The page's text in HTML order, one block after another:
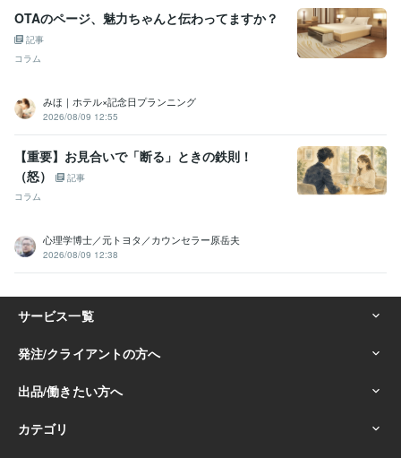
OTAのページ、魅力ちゃんと伝わってますか？
記事
コラム
みほ｜ホテル×記念日プランニング
2026/08/09 12:55
【重要】お見合いで「断る」ときの鉄則！
（怒）
記事
コラム
心理学博士／元トヨタ／カウンセラー原岳夫
2026/08/09 12:38